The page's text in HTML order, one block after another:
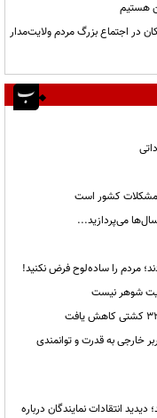
هستیم
در اجتماع بزرگ مردم ولایت‌مدار
مشکلات کشور است
مردم را ساده‌لوح فرض نکنید!
شوهر نیست
خارجی به قدرت و توانمندی
انتقادات نمایندگان درباره